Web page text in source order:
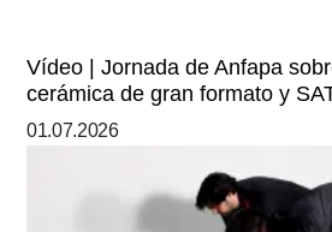
Vídeo | Jornada de Anfapa
cerámica de gran formato y
01.07.2026